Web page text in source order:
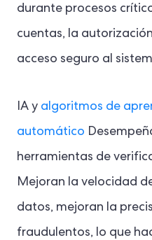
durante procesos
cuentas, la
acceso seguro al
IA y algoritmos de
automático
herramientas de
Mejoran la velocidad
datos, mejoran la
fraudulentos, lo que